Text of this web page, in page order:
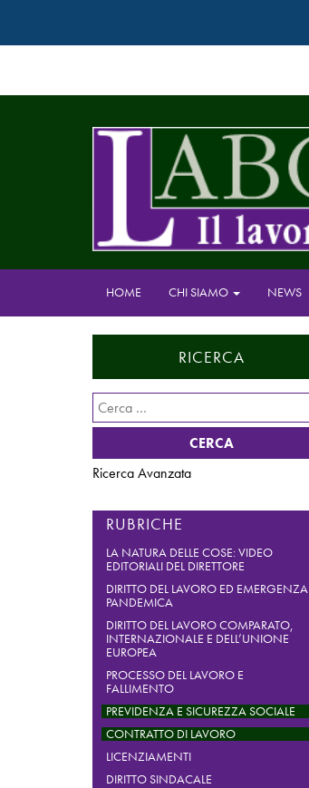
HOME CHI SIAMO NEWS
RICERCA
Ricerca
per:
Ricerca Avanzata
RUBRICHE
LA NATURA DELLE COSE: VIDEO
EDITORIALI DEL DIRETTORE
DIRITTO DEL LAVORO ED EMERGENZA
PANDEMICA
DIRITTO DEL LAVORO COMPARATO,
INTERNAZIONALE E DELL’UNIONE
EUROPEA
PROCESSO DEL LAVORO E
FALLIMENTO
PREVIDENZA E SICUREZZA SOCIALE
CONTRATTO DI LAVORO
LICENZIAMENTI
DIRITTO SINDACALE